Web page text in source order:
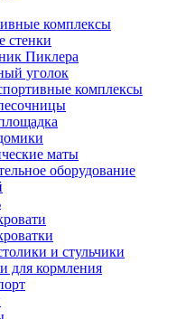
комплексы
стенки
Пиклера
уголок
комплексы
маты
оборудование
и стульчики
для кормления